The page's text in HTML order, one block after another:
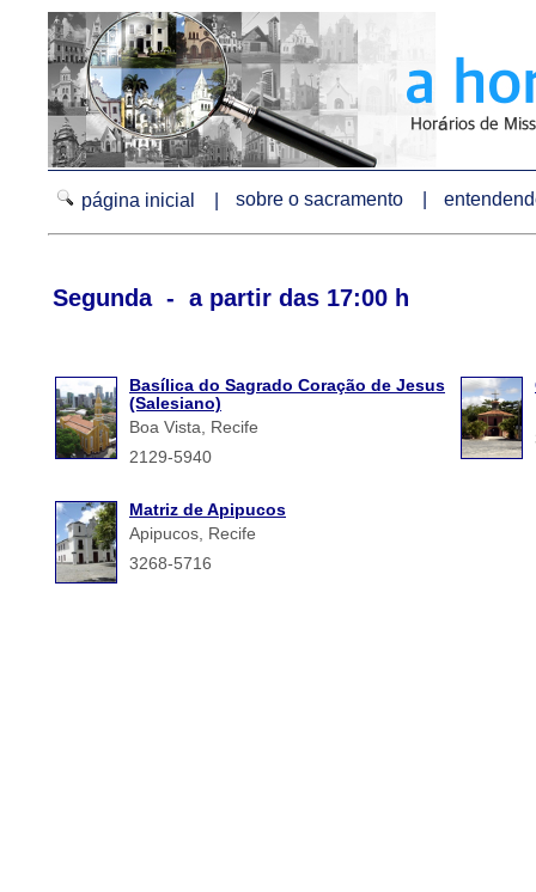
página inicial | sobre o sacramento |
Segunda - a partir das 17:00 h
Basílica do Sagrado Coração de Jesus
(Salesiano)
Boa Vista, Recife
2129-5940
Matriz de Apipucos
Apipucos, Recife
3268-5716